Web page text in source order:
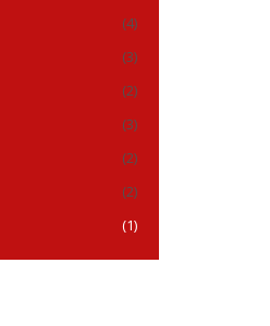
(4)
(3)
(2)
(3)
(2)
(2)
(1)